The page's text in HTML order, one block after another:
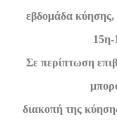
εβδομάδα κύησης,
15η-
Σε περίπτωση
διακοπή της